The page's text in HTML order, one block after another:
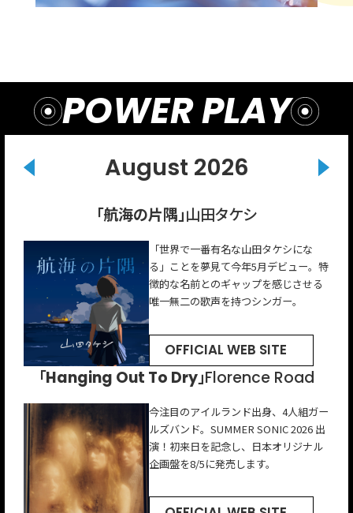
POWER PLAY
August 2026
「航海の片隅」山田タケシ
「世界で一番有名な山田タケシにな
る」ことを夢見て今年5月デビュー。特
徴的な名前とのギャップを感じさせる
唯一無二の歌声を持つシンガー。
OFFICIAL WEB SITE
「Hanging Out To Dry」Florence Road
今注目のアイルランド出身、4人組ガー
ルズバンド。SUMMER SONIC 2026 出
演！初来日を記念し、日本オリジナル
企画盤を8/5に発売します。
「新女神」名誉伝説
Vo.こたにの儚くも温かい唯⼀無⼆の歌
声と、Gt.けっさくが⼿がけるポップで
コミカルなライフミュージックが、圧
倒的中毒性を⽣む。
OFFICIAL WEB SITE
「break up season」Yorke
オーストラリア出身のオルタナティ
ブ・ポップ・アーティスト。
日本でも注目を集めていて、indigo la
Endとのコラボシングルもリリースし
「Toi toi toi！」インナージャーニー
2人組ロックバンド。メジャーデビュー
シングルの曲名「Toi toi toi」はうまく
いくよ！というドイツ語のおまじない
の言葉。
OFFICIAL WEB SITE
「マクラメ フィーチャリング メイ･シモネス」
アロンは、米国ノースカロライナ州出
身。ジャジー・ポップの新星。去年、
ジャズの名門ヴァーヴレコードと契約
「Pressure Dynamite」パーカーズ
ストレートな歌詞とどこか懐かしい口
ずさんでしまうメロディが持ち味のロ
ックバンド。体現している“POPS”の
厚みがさらに増した楽曲。
OFFICIAL WEB SITE
「ディナー・パーティー」ナイル・ホーラン
ワン・ダイレクションのメンバーで、
現在はソロとして活動。本作はシネマ
ティックでありながらオーガニックな
サウンドが特徴。
「ゼロカラ」gb
gb（ジービー）は、ソウルミュージッ
ク界のレジェンドKool &The Gang の
オリジナルメンバー ジョージ・ブラウ
ンを父に持つシンガーソングライタ
ー。
OFFICIAL WEB SITE
「Good At Lying（ft. Langhorne Slim）」
ジレット・ジョンソン
アメリカナッシュビルを拠点に活動す
るシンガー・ソングライター。フォー
ク／アメリカーナの人気シンガー・ソ
をフィーチャーした楽曲。